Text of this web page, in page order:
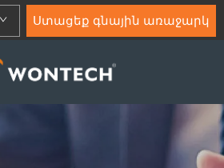
Ստացեք գնային առաջարկ